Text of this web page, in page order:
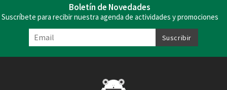
Boletín de Novedades
Suscríbete para recibir nuestra agenda de actividades y promociones